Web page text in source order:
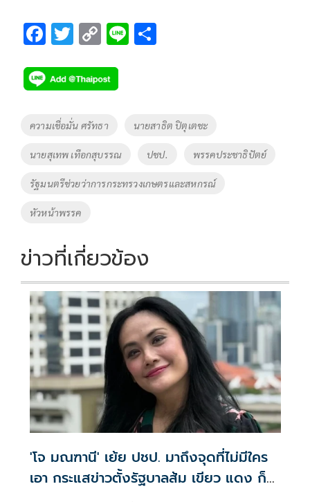
F
e
b
o
o
k
T
tt
er
C
p
y
Li
k
Li
Tags
ความเชื่อมั่น ศรัทธา นายสาธิต ปิตุเตชะ
นายสุเทพ เทือกสุบรรณ ปชป. พรรคประชาธิปัตย์
รัฐมนตรีช่วยว่าการกระทรวงเกษตรและสหกรณ์
หัวหน้าพรรค
ข่าวที่เกี่ยวข้อง
'โจ มณฑานี' เย้ย ปชป. มาถึงจุดที่ไม่มีใคร
เอา กระแสข่าวตั้งรัฐบาลส้ม เขียว แดง ก็